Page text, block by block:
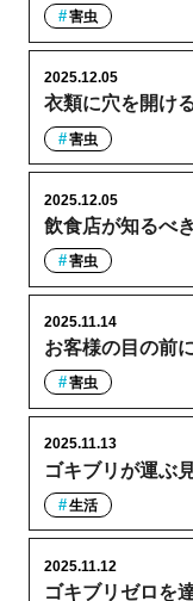
害虫
衣類に穴を開け
2025.12.05
害虫
飲食店が知るべ
2025.12.05
害虫
お客様の目の前
2025.11.14
害虫
ゴキブリが運ぶ
2025.11.13
生活
ゴキブリゼロを
2025.11.12